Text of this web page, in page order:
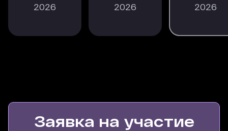
2026 2026 2026
Заявка на участие